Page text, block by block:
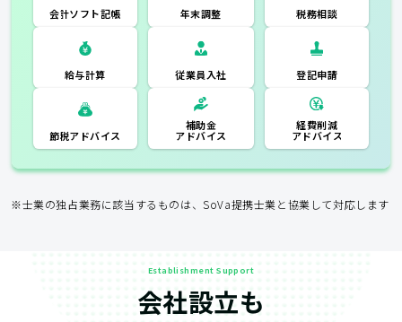
会計ソフト記
帳 年末調整 税務相談
会計ソフト記帳
年末調整
税務相談
給与計算
従業員入社
登記申請
節税アドバイス
補助金
アドバイス
アドバイス
※士業の独占業務に該当するものは、SoVa提携士業と協業して対応します
Establishment Support
会社設立も